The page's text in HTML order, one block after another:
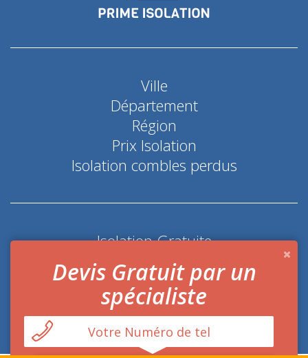
Ville
Département
Région
Prix Isolation
Isolation combles perdus
Isolation Gratuite
Coup de pouce économie d'énergie
Devis Gratuit par un
spécialiste